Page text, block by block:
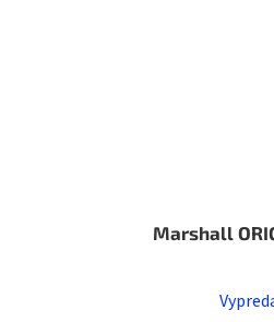
Marshall